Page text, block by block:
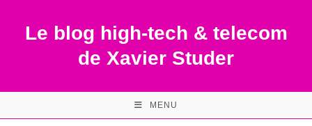
contentLe blog high-tech & telecom
de Xavier Studer
MENU